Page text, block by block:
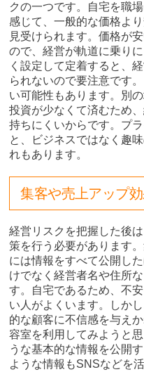
クの一つです。自宅を職
感じて、一般的な価格よ
見受けられます。価格が
ので、経営が軌道に乗り
く設定して定着すると、
られないので要注意です
い可能性もあります。別
投資が少なくて済むため
持ちにくいからです。プ
と、ビジネスではなく趣
れもあります。
集客や売上アップ
経営リスクを把握した後
策を行う必要があります
には情報をすべて公開し
けでなく経営者名や住所
す。自宅であるため、不
い人がよくいます。しか
的な顧客に不信感を与え
容室を利用してみようと
うな基本的な情報を公開
ような情報もSNSなどを